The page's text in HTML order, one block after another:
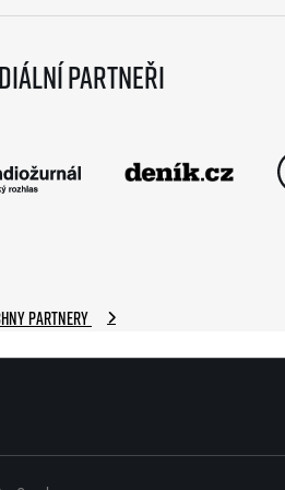
partneři
partnery